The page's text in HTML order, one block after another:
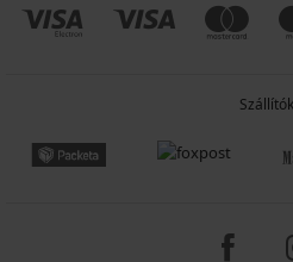
Szállítók